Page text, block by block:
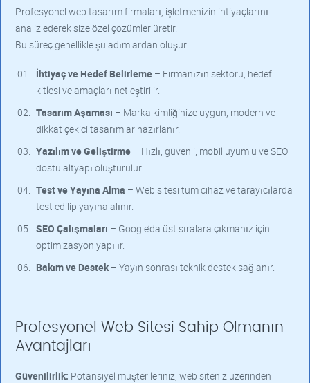
Profesyonel web tasarım firmaları, işletmenizin ihtiyaçlarını
analiz ederek size özel çözümler üretir.
Bu süreç genellikle şu adımlardan oluşur:
İhtiyaç ve Hedef Belirleme – Firmanızın sektörü, hedef
kitlesi ve amaçları netleştirilir.
Tasarım Aşaması – Marka kimliğinize uygun, modern ve
dikkat çekici tasarımlar hazırlanır.
Yazılım ve Geliştirme – Hızlı, güvenli, mobil uyumlu ve SEO
dostu altyapı oluşturulur.
Test ve Yayına Alma – Web sitesi tüm cihaz ve tarayıcılarda
test edilip yayına alınır.
SEO Çalışmaları – Google’da üst sıralara çıkmanız için
optimizasyon yapılır.
Bakım ve Destek– Yayın sonrası teknik destek sağlanır.
Profesyonel Web Sitesi Sahip Olmanın
Avantajları
Güvenilirlik: Potansiyel müşterileriniz, web siteniz üzerinden